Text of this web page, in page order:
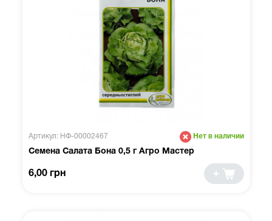
Артикул: НФ-00002467 Нет в наличии
Семена Салата Бона 0,5 г Агро Мастер
6,00 грн